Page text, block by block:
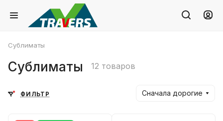
Сублиматы
Сублиматы 12 товаров
ФИЛЬТР Сначала дорогие